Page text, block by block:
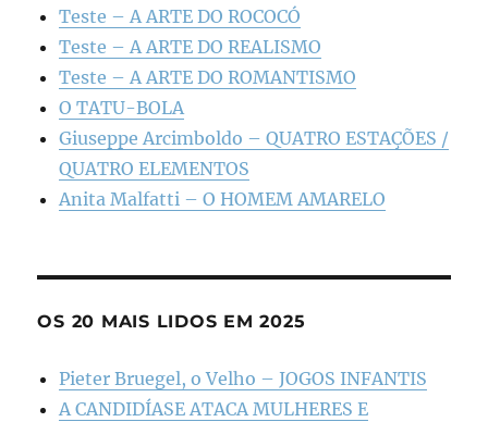
Teste – A ARTE DO ROCOCÓ
Teste – A ARTE DO REALISMO
Teste – A ARTE DO ROMANTISMO
O TATU-BOLA
Giuseppe Arcimboldo – QUATRO ESTAÇÕES /
QUATRO ELEMENTOS
Anita Malfatti – O HOMEM AMARELO
OS 20 MAIS LIDOS EM 2025
Pieter Bruegel, o Velho – JOGOS INFANTIS
A CANDIDÍASE ATACA MULHERES E